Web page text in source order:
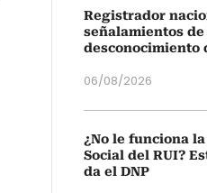
Registrador
señalamientos
desconocimiento
06/08/2026
¿No le funciona
Social del RUI?
da el DNP